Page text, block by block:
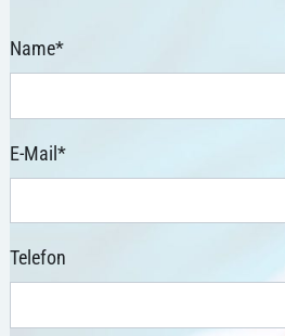
Name*
E-Mail*
Telefon